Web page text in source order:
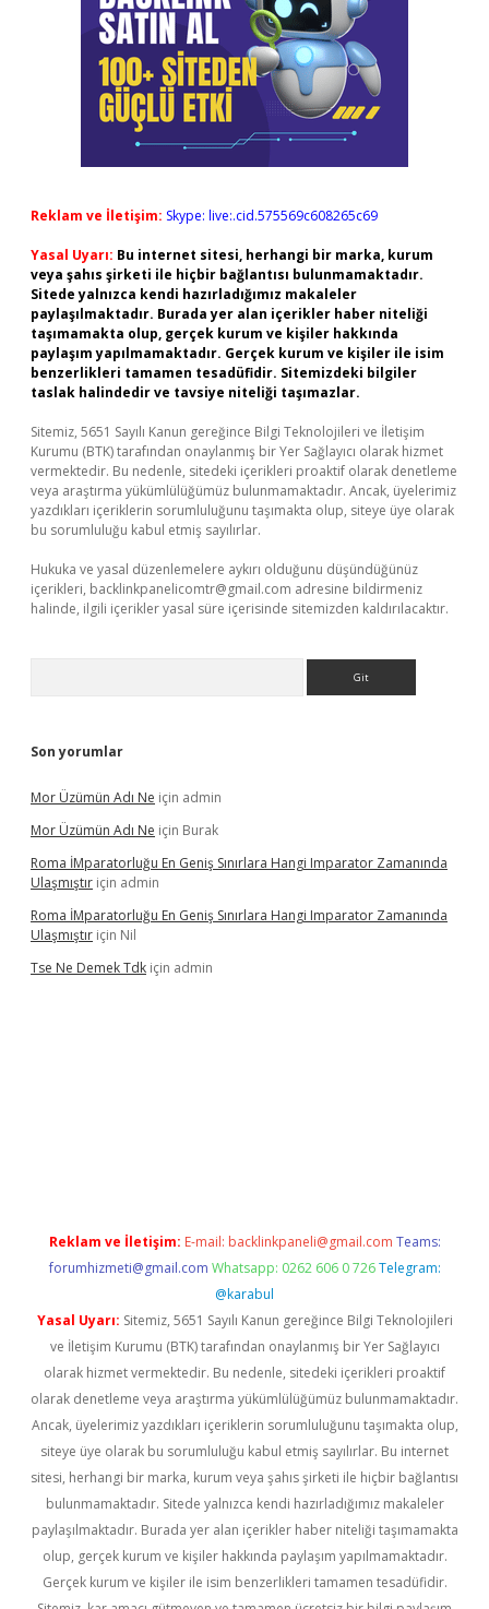
Reklam ve İletişim: Skype: live:.cid.575569c608265c69
Yasal Uyarı: Bu internet sitesi, herhangi bir marka, kurum
veya şahıs şirketi ile hiçbir bağlantısı bulunmamaktadır.
Sitede yalnızca kendi hazırladığımız makaleler
paylaşılmaktadır. Burada yer alan içerikler haber niteliği
taşımamakta olup, gerçek kurum ve kişiler hakkında
paylaşım yapılmamaktadır. Gerçek kurum ve kişiler ile isim
benzerlikleri tamamen tesadüfidir. Sitemizdeki bilgiler
taslak halindedir ve tavsiye niteliği taşımazlar.
Sitemiz, 5651 Sayılı Kanun gereğince Bilgi Teknolojileri ve İletişim
Kurumu (BTK) tarafından onaylanmış bir Yer Sağlayıcı olarak hizmet
vermektedir. Bu nedenle, sitedeki içerikleri proaktif olarak denetleme
veya araştırma yükümlülüğümüz bulunmamaktadır. Ancak, üyelerimiz
yazdıkları içeriklerin sorumluluğunu taşımakta olup, siteye üye olarak
bu sorumluluğu kabul etmiş sayılırlar.
Hukuka ve yasal düzenlemelere aykırı olduğunu düşündüğünüz
içerikleri, backlinkpanelicomtr@gmail.com adresine bildirmeniz
halinde, ilgili içerikler yasal süre içerisinde sitemizden kaldırılacaktır.
Son yorumlar
Mor Üzümün Adı Ne için admin
Mor Üzümün Adı Ne için Burak
Roma İMparatorluğu En Geniş Sınırlara Hangi Imparator Zamanında
Ulaşmıştır için admin
Roma İMparatorluğu En Geniş Sınırlara Hangi Imparator Zamanında
Ulaşmıştır için Nil
Tse Ne Demek Tdk için admin
Reklam ve İletişim: E-mail: backlinkpaneli@gmail.com Teams:
forumhizmeti@gmail.com Whatsapp: 0262 606 0 726 Telegram:
@karabul
Yasal Uyarı: Sitemiz, 5651 Sayılı Kanun gereğince Bilgi Teknolojileri
ve İletişim Kurumu (BTK) tarafından onaylanmış bir Yer Sağlayıcı
olarak hizmet vermektedir. Bu nedenle, sitedeki içerikleri proaktif
olarak denetleme veya araştırma yükümlülüğümüz bulunmamaktadır.
Ancak, üyelerimiz yazdıkları içeriklerin sorumluluğunu taşımakta olup,
siteye üye olarak bu sorumluluğu kabul etmiş sayılırlar. Bu internet
sitesi, herhangi bir marka, kurum veya şahıs şirketi ile hiçbir bağlantısı
bulunmamaktadır. Sitede yalnızca kendi hazırladığımız makaleler
paylaşılmaktadır. Burada yer alan içerikler haber niteliği taşımamakta
olup, gerçek kurum ve kişiler hakkında paylaşım yapılmamaktadır.
Gerçek kurum ve kişiler ile isim benzerlikleri tamamen tesadüfidir.